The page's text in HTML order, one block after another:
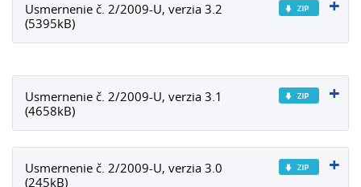
Usmernenie č. 2/2009-U, verzia 3.2
(5395kB)
Usmernenie č. 2/2009-U, verzia 3.1
(4658kB)
Usmernenie č. 2/2009-U, verzia 3.0
(245kB)